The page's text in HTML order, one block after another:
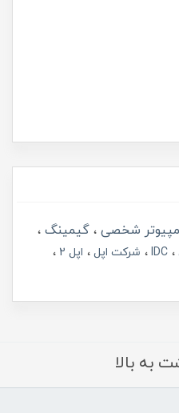
شخصی
گیمینگ
IDC شرکت اپل
اپل 2
به بالا